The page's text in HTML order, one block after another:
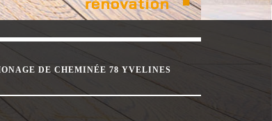
DE CHEMINÉE 78 YVELINES